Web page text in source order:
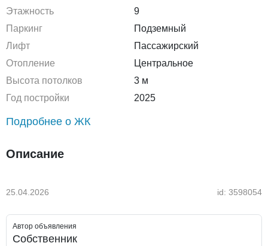
Этажность
9
Паркинг
Подземный
Лифт
Пассажирский
Отопление
Центральное
Высота потолков
3 м
Год постройки
2025
Подробнее о ЖК
Описание
25.04.2026 id: 3598054
Автор объявления
Собственник